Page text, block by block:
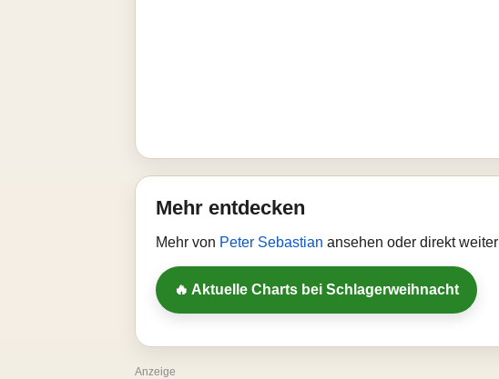
Mehr entdecken
Mehr von Peter Sebastian ansehen oder direkt weiter
🔥 Aktuelle Charts bei Schlagerweihnacht
Anzeige